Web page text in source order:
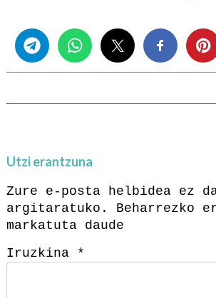
Utzi erantzuna
Zure e-posta helbidea ez
argitaratuko.
Beharrezko
markatuta daude
Iruzkina
*